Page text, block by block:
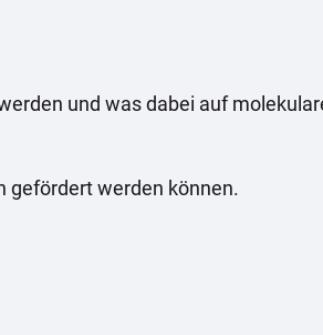
und was dabei auf
gefördert werden können.